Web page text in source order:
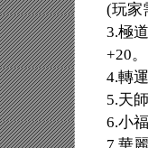
(玩家
3.極
+20。
4.轉
5.天
6.小